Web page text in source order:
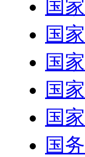
国
国
国
国
国
国